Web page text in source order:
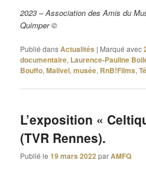
2023 – Association des Amis du
Quimper ©
Publié dansActualités | Marqué avec
documentaire, Laurence-Pauline
Bouffo,Malivel,musée, RnB!Films,
L’exposition «
(TVR Rennes).
Publié le19 mars 2022 parAMFQ